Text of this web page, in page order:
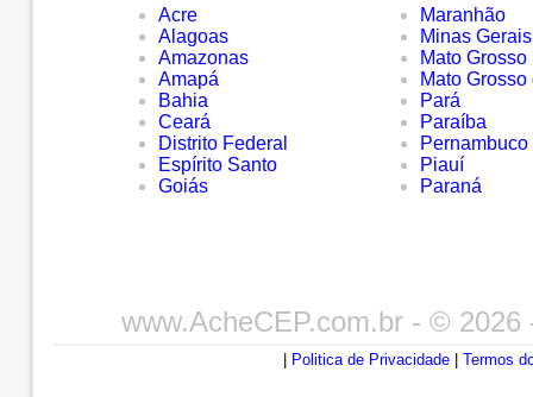
Acre
Alagoas
Amazonas
Amapá
Bahia
Ceará
Distrito Federal
Espírito Santo
Goiás
Maranhão
Minas Gerais
Mato Grosso
Mato Grosso
Pará
Paraíba
Pernambuco
Piauí
Paraná
www.AcheCEP.com.br- © 2026
Politica de Privacidade Termos